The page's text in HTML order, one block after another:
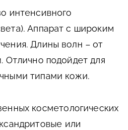
интенсивного
Аппарат с широким
Длины волн – от
Отлично подойдет для
типами кожи.
косметологических
или